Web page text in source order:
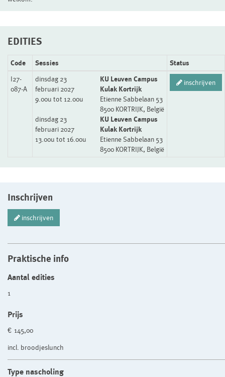
EDITIES
Code Sessies
Status
I27-
087-A
dinsdag 23
februari 2027
9.00u tot 12.00u
KU Leuven Campus
Kulak Kortrijk
Etienne Sabbelaan 53
8500 KORTRIJK, België
dinsdag 23
februari 2027
13.00u tot 16.00u
KU Leuven Campus
Kulak Kortrijk
Etienne Sabbelaan 53
8500 KORTRIJK, België
inschrijven
Inschrijven
inschrijven
Praktische info
Aantal edities
1
Prijs
€ 145,00
incl. broodjeslunch
Type nascholing